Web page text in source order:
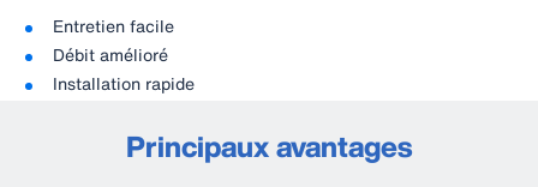
Entretien facile
Débit amélioré
Installation rapide
Principaux avantages